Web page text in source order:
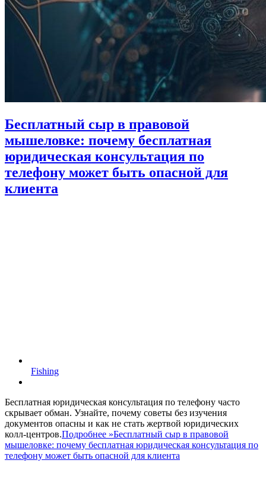
Бесплатный сыр в правовой
мышеловке: почему бесплатная
юридическая консультация по
телефону может быть опасной для
клиента
Fishing
Бесплатная юридическая консультация по телефону часто
скрывает обман. Узнайте, почему советы без изучения
документов опасны и как не стать жертвой юридических
колл-центров.Подробнее »Бесплатный сыр в правовой
мышеловке: почему бесплатная юридическая консультация по
телефону может быть опасной для клиента